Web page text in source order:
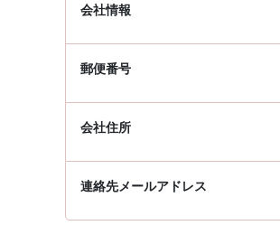
会社情報
郵便番号
会社住所
連絡先メールアドレス